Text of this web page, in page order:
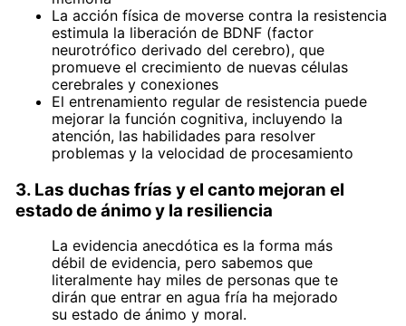
La acción física de moverse contra la resistencia
estimula la liberación de BDNF (factor
neurotrófico derivado del cerebro), que
promueve el crecimiento de nuevas células
cerebrales y conexiones
El entrenamiento regular de resistencia puede
mejorar la función cognitiva, incluyendo la
atención, las habilidades para resolver
problemas y la velocidad de procesamiento
3. Las duchas frías y el canto mejoran el
estado de ánimo y la resiliencia
La evidencia anecdótica es la forma más
débil de evidencia, pero sabemos que
literalmente hay miles de personas que te
dirán que entrar en agua fría ha mejorado
su estado de ánimo y moral.